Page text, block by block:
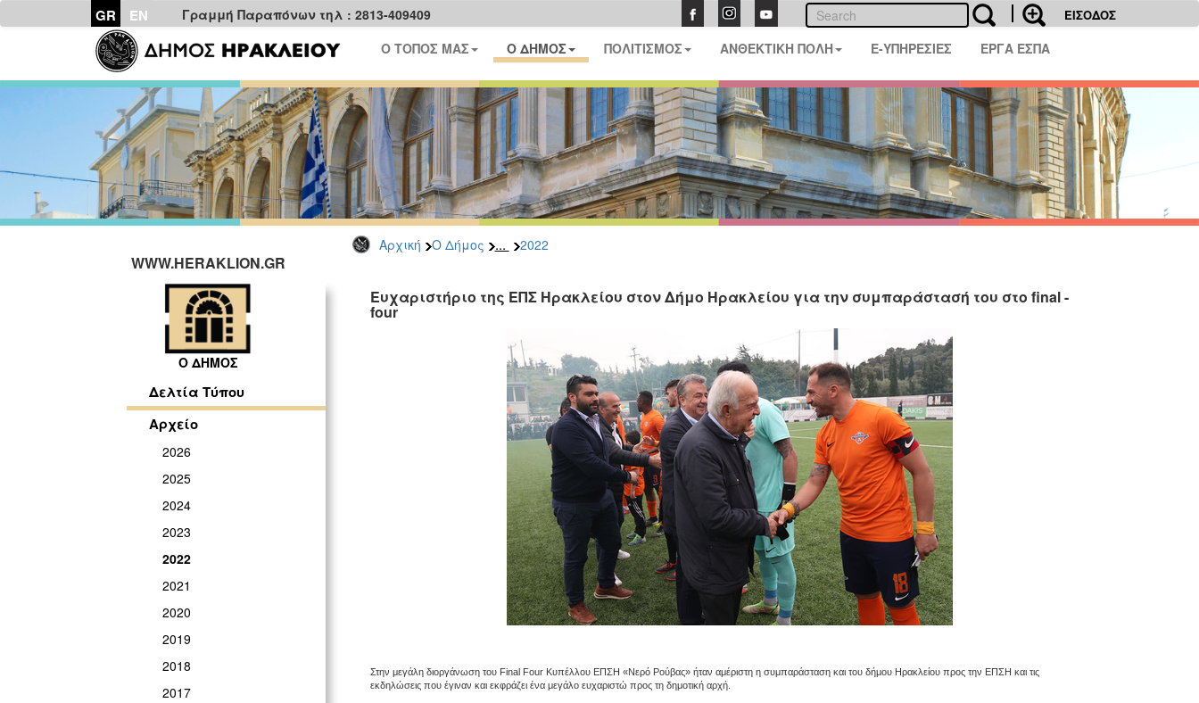
GR EN Γραμμή Παραπόνων τηλ : 2813-409409 ΕΙΣΟΔΟΣ
Ο ΤΟΠΟΣ ΜΑΣ Ο ΔΗΜΟΣ ΠΟΛΙΤΙΣΜΟΣ ΑΝΘΕΚΤΙΚΗ ΠΟΛΗ E-ΥΠΗΡΕΣΙΕΣ ΕΡΓΑ ΕΣΠΑ
Αρχική Ο Δήμος ... 2022
WWW.HERAKLION.GR
Ο ΔΗΜΟΣ
Δελτία Τύπου
Αρχείο
2026
2025
2024
2023
2022
2021
2020
2019
2018
2017
Ευχαριστήριο της ΕΠΣ Ηρακλείου στον Δήμο Ηρακλείου για την συμπαράστασή του στο final -
four
Στην μεγάλη διοργάνωση του Final Four Κυπέλλου ΕΠΣΗ «Νερό Ρούβας» ήταν αμέριστη η συμπαράσταση και του δήμου Ηρακλείου προς την ΕΠΣΗ και τις
εκδηλώσεις που έγιναν και εκφράζει ένα μεγάλο ευχαριστώ προς τη δημοτική αρχή.